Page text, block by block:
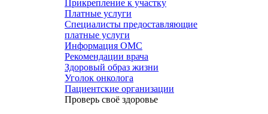
Прикрепление к участку
Платные услуги
Специалисты предоставляющие
платные услуги
Информация ОМС
Рекомендации врача
Здоровый образ жизни
Уголок онколога
Пациентские организации
Проверь своё здоровье